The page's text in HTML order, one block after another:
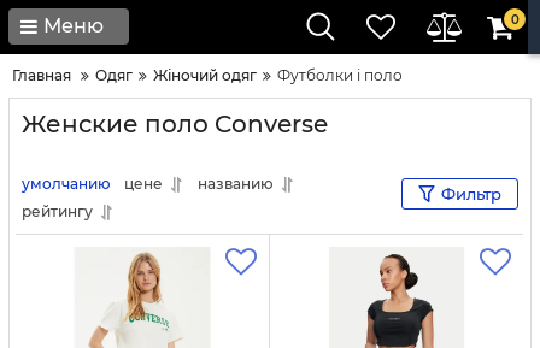
Меню 0
Главная Одяг Жіночий одяг Футболки і поло
Женские поло Converse
умолчанию цене
названию
рейтингу
Фильтр